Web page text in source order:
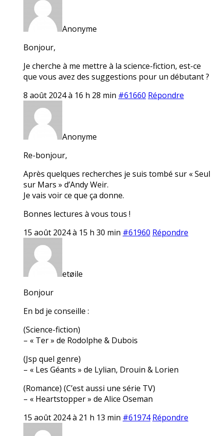
Anonyme
Bonjour,
Je cherche à me mettre à la science-fiction, est-ce
que vous avez des suggestions pour un débutant ?
8 août 2024 à 16 h 28 min #61660 Répondre
Anonyme
Re-bonjour,
Après quelques recherches je suis tombé sur « Seul
sur Mars » d’Andy Weir.
Je vais voir ce que ça donne.
Bonnes lectures à vous tous !
15 août 2024 à 15 h 30 min #61960 Répondre
etøile
Bonjour
En bd je conseille :
(Science-fiction)
– « Ter » de Rodolphe & Dubois
(Jsp quel genre)
– « Les Géants » de Lylian, Drouin & Lorien
(Romance) (C’est aussi une série TV)
– « Heartstopper » de Alice Oseman
15 août 2024 à 21 h 13 min #61974 Répondre